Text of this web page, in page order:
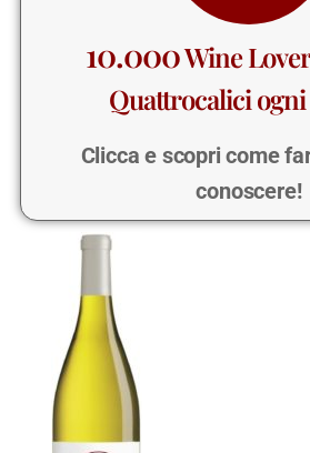
10.000Wine
Quattrocalici
Clicca e scopri come
conoscere!